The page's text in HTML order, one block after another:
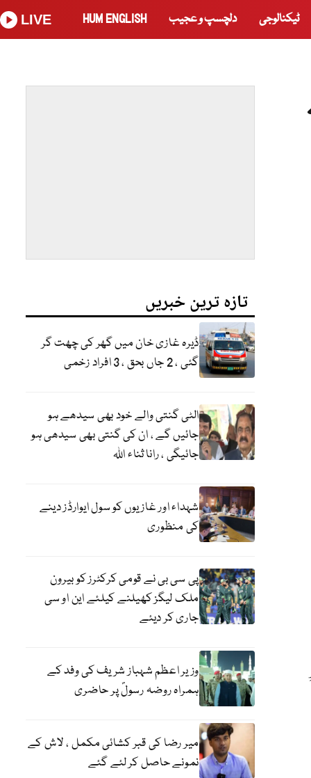
ٹیکنالوجی دلچسپ و عجیب HUM ENGLISH
LIVE
تازہ ترین خبریں
ڈیرہ غازی خان میں گھر کی چھت گر
گئی ، 2 جاں بحق ، 3 افراد زخمی
الٹی گنتی والے خود بھی سیدھے ہو
جائیں گے ، ان کی گنتی بھی سیدھی ہو
جائیگی ، رانا ثناء اللہ
شہداء اور غازیوں کو سول ایوارڈز دینے
کی منظوری
پی سی بی نے قومی کرکٹرز کو بیرون
ملک لیگز کھیلنے کیلئے این او سی
جاری کر دیئے
وزیر اعظم شہباز شریف کی وفد کے
ہمراہ روضہ رسولؐ پر حاضری
میر رضا کی قبر کشائی مکمل ، لاش کے
نمونے حاصل کر لئے گئے